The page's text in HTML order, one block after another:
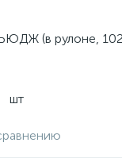
(в рулоне,
шт